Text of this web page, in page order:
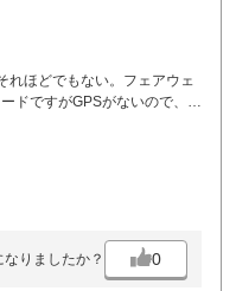
れほどでもない。フェアウェ
ドですがGPSがないので、前
混んでなくゆっくりできま
りましたか？ 0